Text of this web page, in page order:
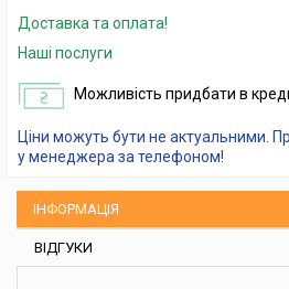
Доставка та оплата!
Наші послуги
Можливість придбати в
Ціни можуть бути не актуальними.
у менеджера за телефоном!
ІНФОРМАЦІЯ
ВІДГУКИ